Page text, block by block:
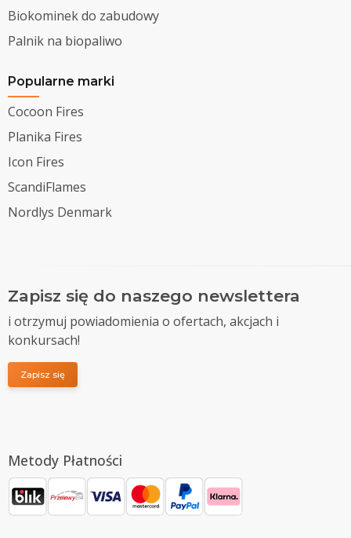
Biokominek do zabudowy
Palnik na biopaliwo
Popularne marki
Cocoon Fires
Planika Fires
Icon Fires
ScandiFlames
Nordlys Denmark
Zapisz się do naszego newslettera
i otrzymuj powiadomienia o ofertach, akcjach i
konkursach!
Zapisz się
Metody Płatności